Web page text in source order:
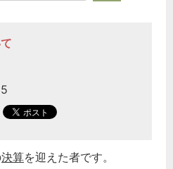
決算を迎えた者です。